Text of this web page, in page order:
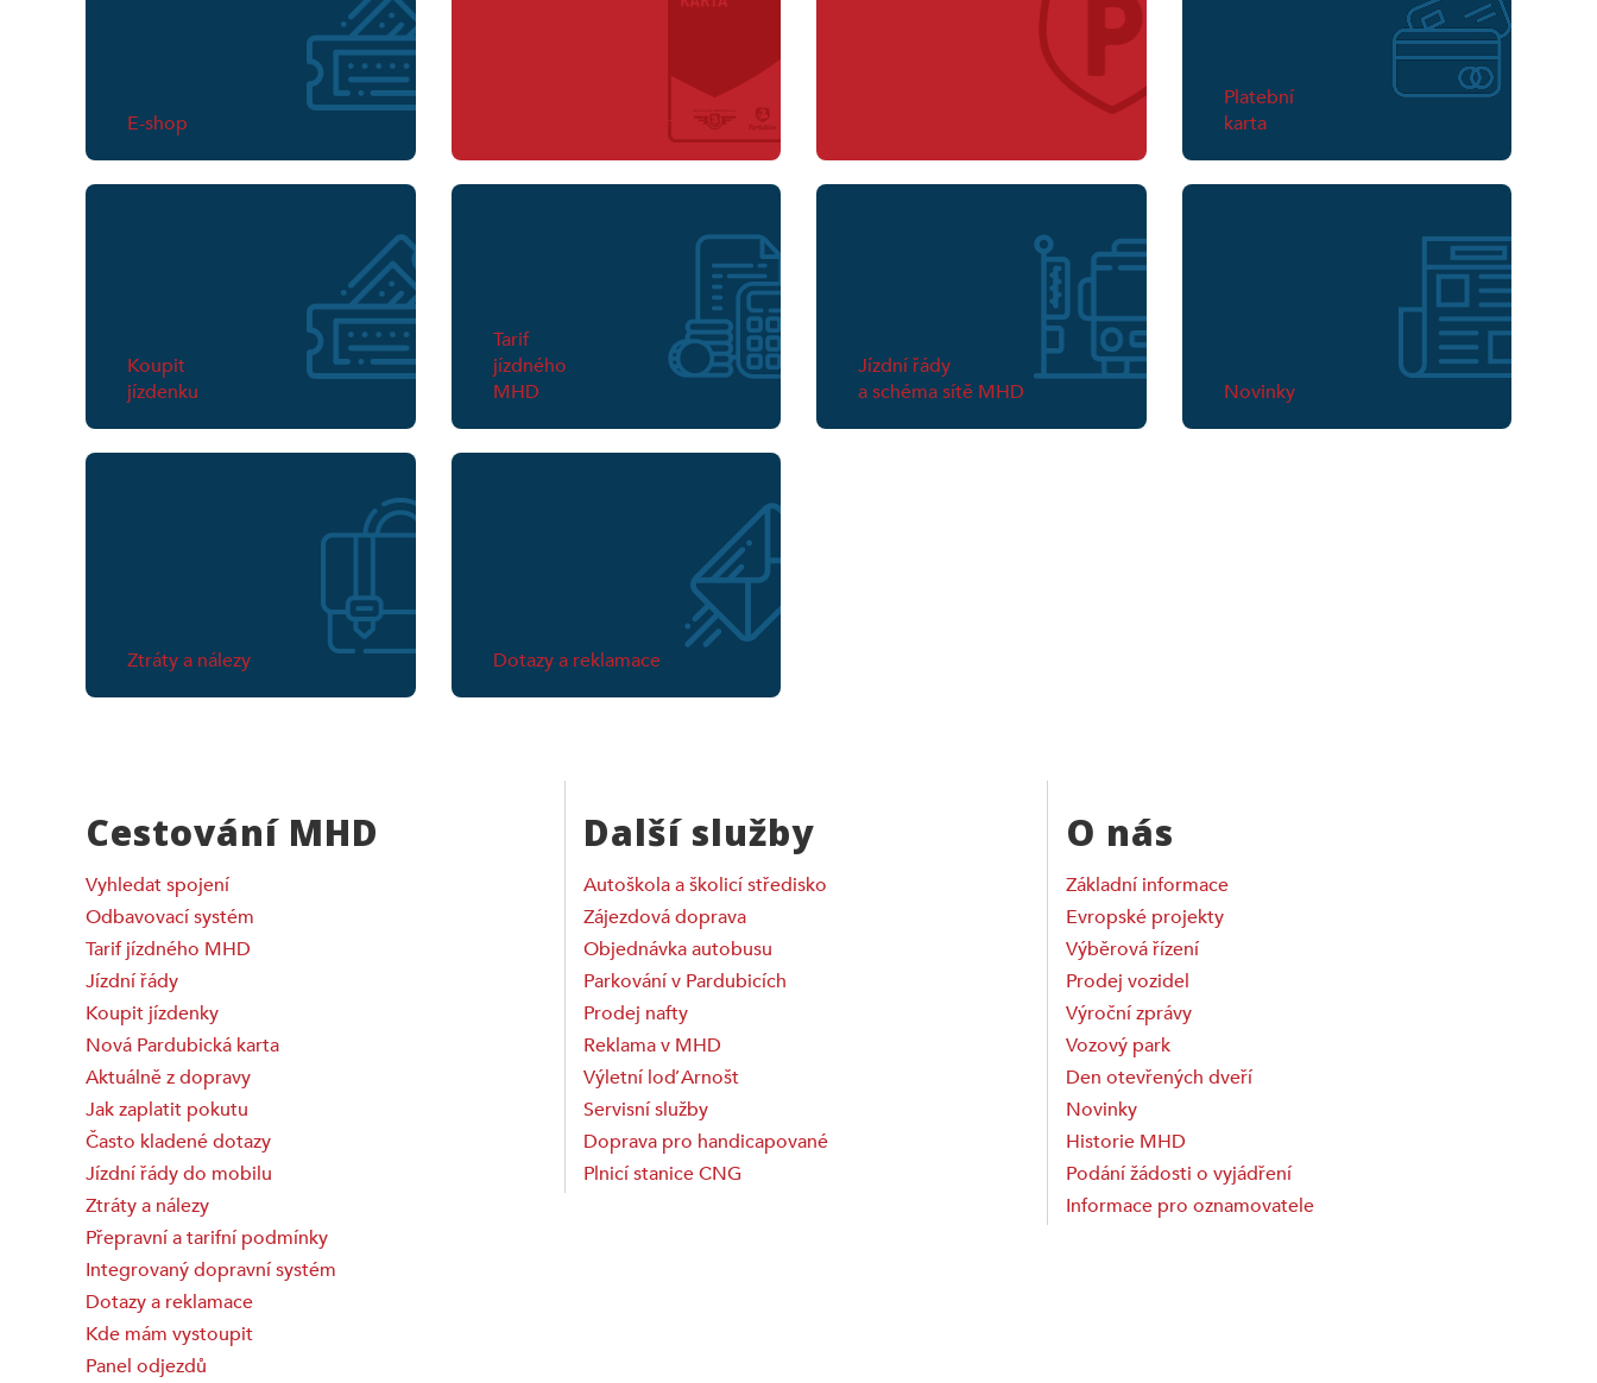
E-shop Nová Pardubická karta
Virtuální Pardubická karta
Platební
karta
Koupit
jízdenku
Tarif
jízdného
MHD
Jízdní řády
a schéma sítě MHD
Novinky
Ztráty a nálezy Dotazy a reklamace
Cestování MHD
Vyhledat spojení
Odbavovací systém
Tarif jízdného MHD
Jízdní řády
Koupit jízdenky
Nová Pardubická karta
Aktuálně z dopravy
Jak zaplatit pokutu
Často kladené dotazy
Jízdní řády do mobilu
Ztráty a nálezy
Přepravní a tarifní podmínky
Integrovaný dopravní systém
Dotazy a reklamace
Kde mám vystoupit
Panel odjezdů
Další služby
Autoškola a školicí středisko
Zájezdová doprava
Objednávka autobusu
Parkování v Pardubicích
Prodej nafty
Reklama v MHD
Výletní loď Arnošt
Servisní služby
Doprava pro handicapované
Plnicí stanice CNG
O nás
Základní informace
Evropské projekty
Výběrová řízení
Prodej vozidel
Výroční zprávy
Vozový park
Den otevřených dveří
Novinky
Historie MHD
Podání žádosti o vyjádření
Informace pro oznamovatele